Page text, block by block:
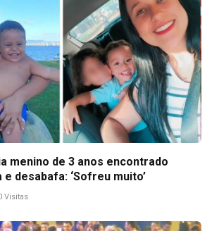
menino de 3 anos encontrado
desabafa: ‘Sofreu muito’
Visitas